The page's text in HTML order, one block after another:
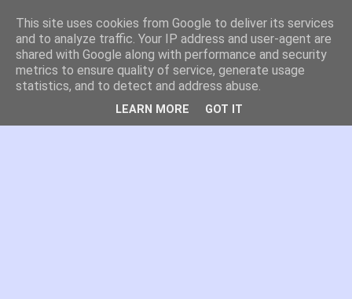
es por madrid
El blog de Madrid y su actualidad, proyectos, transporte,
movilidad, arquitectura, participación, medio ambiente,
educación, empleo, ...
This site uses cookies from Google to deliver its services
and to analyze traffic. Your IP address and user-agent are
shared with Google along with performance and security
metrics to ensure quality of service, generate usage
statistics, and to detect and address abuse.
LEARN MORE GOT IT